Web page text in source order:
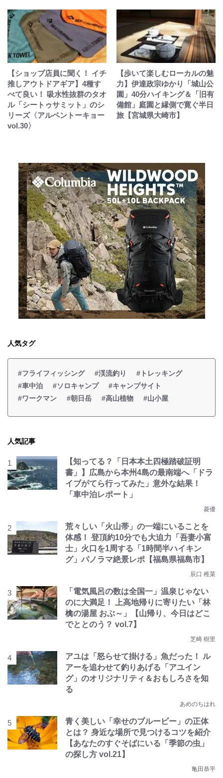
【ショップ店員に聞く！ イチ
推しアウトドアギア】4種す
べて良い！ 吸水性抜群のタオ
ル「シートゥサミット」のシ
リーズ〈アルペントーキョー
vol.30〉
【歩いて楽しむローカルの魅
力】伊達政宗ゆかり「城山公
園」40分ハイキング＆「旧有
備館」庭園と縁側で寛ぐ半日
旅【宮城県大崎市】
人気タグ
#フライフィッシング #渓流釣り
#トレッキング
#車中泊
#ソロキャンプ
#キャンプサイト
#ワークマン
#朝日岳 #高山植物 #山小屋
人気記事
【知ってる？「日本本土四極踏破証明
書」】広島から本州4島の最南端へ「ドラ
イブがてら行ってみた」意外な結果！
「車中泊レポート」
菱優
荒々しい「火山帯」の一端にいることを
体感！ 登頂約10分でも大迫力「吾妻小富
士」火口を1周する「1時間半ハイキン
グ」パノラマ絶景レポ【福島県福島市】
辰口 稚菜
「電気風呂の数は全国一」温泉じゃない
のに大満足！ 上高地帰りに寄りたい「林
檎の湯屋 おぶ～」【山帰り、今日はどこ
でととのう？ vol.7】
芝崎 樹里
アユは「怒らせて掛ける」魚だった！ ル
アーを追わせて釣りあげる「アユイン
グ」のオリジナリティ＆おもしろさを知
る
あめのちはれ
青く美しい「幸せのブルービー」の正体
とは？ 身近な場所で見つけるコツを紹介
【あなたのすぐそばにいる「季節の虫」
の探し方 vol.21】
亀田恭平